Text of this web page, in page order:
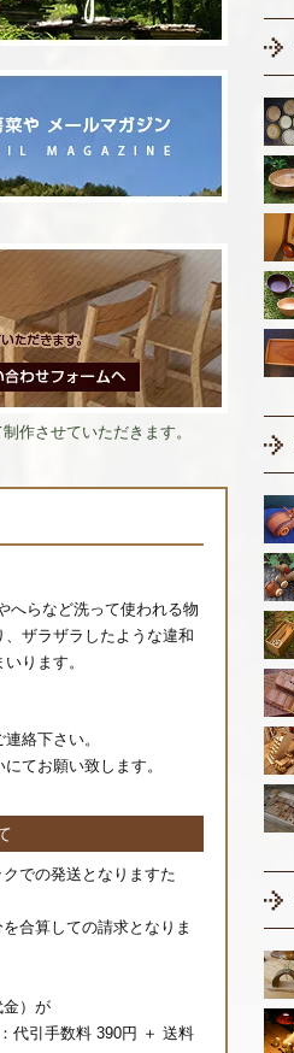
作させていただきます。
へらなど洗って使われる物
ザラザラしたような違和
ります。
絡下さい。
てお願い致します。
での発送となりますた
合算しての請求となりま
金）が
代引手数料 390円 ＋ 送料